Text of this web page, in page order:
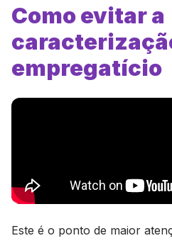
Como evitar a
empregatício
Este é o ponto de maior